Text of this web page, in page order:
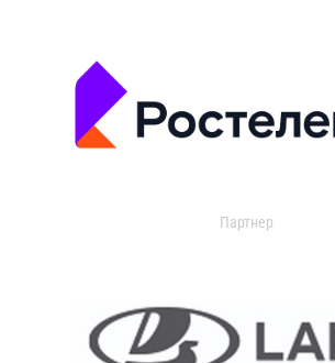
Партнер